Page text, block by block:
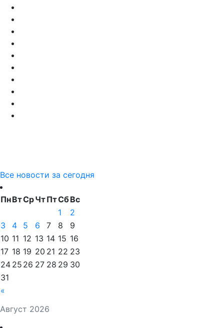
Все новости за сегодня
Август 2026
ПнВтСрЧтПтСбВс
«
1
2
3
4 5 6 7 8
9
10 11 12 13 14 15 16
17 18 19 20 21 22 23
24 25 26 27 28 29 30
31